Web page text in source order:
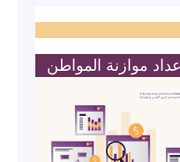
موازنة المواطن